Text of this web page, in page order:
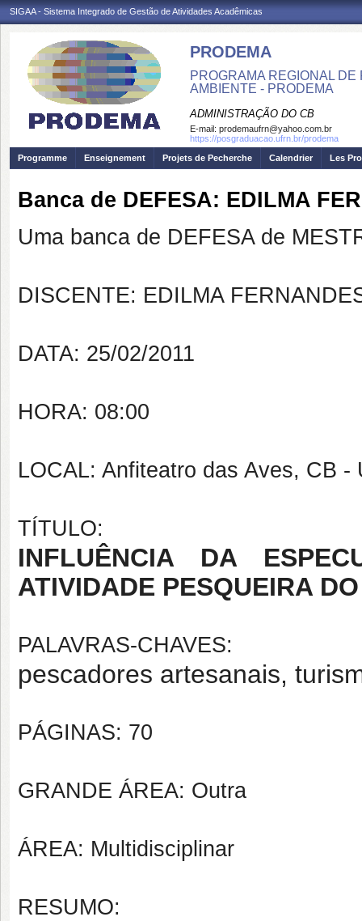
SIGAA - Sistema Integrado de Gestão de Atividades Acadêmicas
PRODEMA
PROGRAMA REGIONAL
AMBIENTE - PRODEMA
ADMINISTRAÇÃO DO CB
E-mail: prodemaufrn@yahoo.com.br
https://posgraduacao.ufrn.br/prodema
Programme
Enseignement Projets de Pecherche Calendrier Les
Banca de DEFESA: EDILMA
Uma banca de DEFESA de
DISCENTE: EDILMA
DATA: 25/02/2011
HORA: 08:00
LOCAL: Anfiteatro das Aves, CB -
TÍTULO:
INFLUÊNCIA DA
ATIVIDADE PESQUEIRA
PALAVRAS-CHAVES:
pescadores artesanais,
PÁGINAS: 70
GRANDE ÁREA: Outra
ÁREA: Multidisciplinar
RESUMO: